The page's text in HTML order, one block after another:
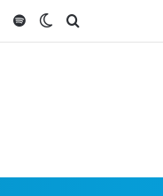
Instagram
SpotifySwitch skin